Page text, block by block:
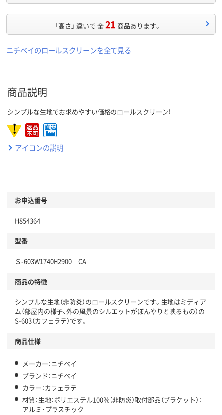
「高さ」 違いで 全21 商品あります。
ニチベイのロールスクリーンを全て見る
商品説明
シンプルな生地でお求めやすい価格のロールスクリーン！
アイコンの説明
お申込番号
H854364
型番
Ｓ-603W1740H2900 CA
商品の特徴
シンプルな生地（非防炎）のロールスクリーンです。生地はミディア
ム（部屋内の様子、外の風景のシルエットがぼんやりと映るもの）の
S-603（カフェラテ）です。
商品仕様
メーカー：ニチベイ
ブランド：ニチベイ
カラー：カフェラテ
材質：生地：ポリエステル100％（非防炎）取付部品（ブラケット）：
アルミ・プラスチック